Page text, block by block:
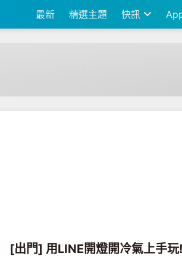
最新 精選主題 快訊
[出門] 用LINE開燈開冷氣上手玩